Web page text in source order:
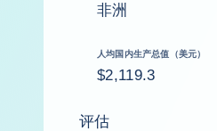
非洲
人均国内生产总值（美元）
$2,119.3
评估